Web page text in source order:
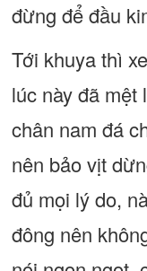
đừng để đầu
Tới khuya thì
lúc này đã
chân nam đá
nên bảo vịt
đủ mọi lý do,
đông nên